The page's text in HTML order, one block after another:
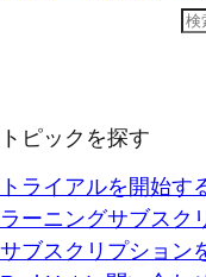
トピックを探す
トライアルを開始す
ラーニングサブスク
サブスクリプション